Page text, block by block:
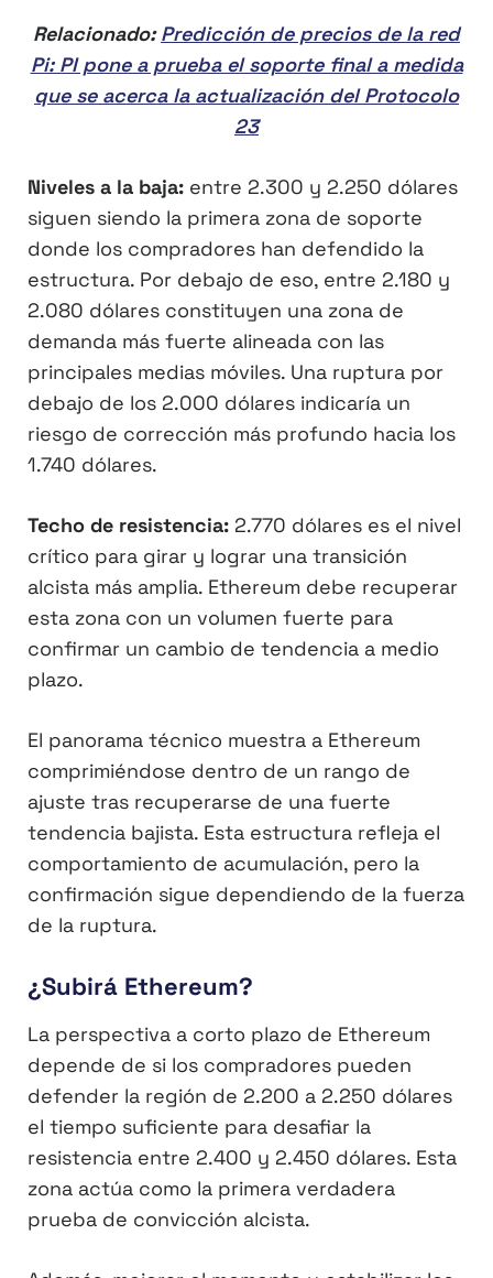
Relacionado:Predicción de precios de la red
Pi: PI pone a prueba el soporte final a medida
que se acerca la actualización del Protocolo
23
Niveles a la baja: entre 2.300 y 2.250 dólares
siguen siendo la primera zona de soporte
donde los compradores han defendido la
estructura. Por debajo de eso, entre 2.180 y
2.080 dólares constituyen una zona de
demanda más fuerte alineada con las
principales medias móviles. Una ruptura por
debajo de los 2.000 dólares indicaría un
riesgo de corrección más profundo hacia los
1.740 dólares.
Techo de resistencia: 2.770 dólares es el nivel
crítico para girar y lograr una transición
alcista más amplia. Ethereum debe recuperar
esta zona con un volumen fuerte para
confirmar un cambio de tendencia a medio
plazo.
El panorama técnico muestra a Ethereum
comprimiéndose dentro de un rango de
ajuste tras recuperarse de una fuerte
tendencia bajista. Esta estructura refleja el
comportamiento de acumulación, pero la
confirmación sigue dependiendo de la fuerza
de la ruptura.
¿Subirá Ethereum?
La perspectiva a corto plazo de Ethereum
depende de si los compradores pueden
defender la región de 2.200 a 2.250 dólares
el tiempo suficiente para desafiar la
resistencia entre 2.400 y 2.450 dólares. Esta
zona actúa como la primera verdadera
prueba de convicción alcista.